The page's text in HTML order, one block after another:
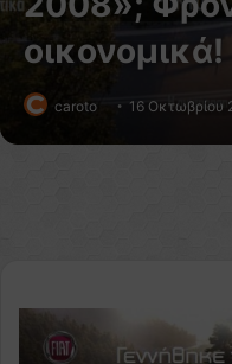
οικονομικά!
caroto 16 Οκτωβρίου